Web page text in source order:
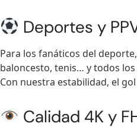
Deportes y
Para los fanáticos del
baloncesto, tenis… y todos los
Con nuestra estabilidad, el
Calidad 4K y